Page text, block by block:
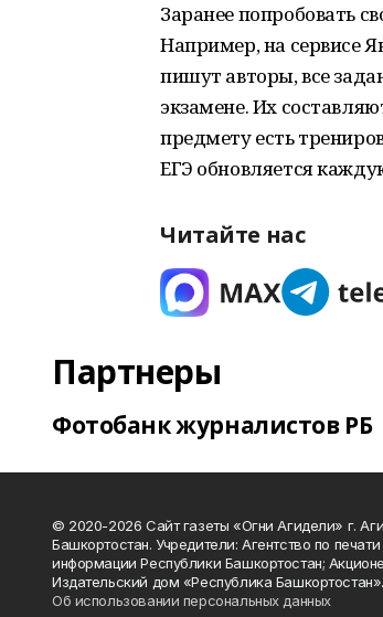
Заранее попробовать
Например, на сервисе
пишут авторы, все
экзамене. Их
предмету есть
ЕГЭ обновляется
Читайте нас
Партнеры
Фотобанк журналистов РБ
© 2020-2026 Сайт газеты «Огни Агидели» г.
Башкортостан. Учредители: Агентство по
информации Республики Башкортостан;
Издательский дом «Республика Башкортостан».
Об использовании персональных данных